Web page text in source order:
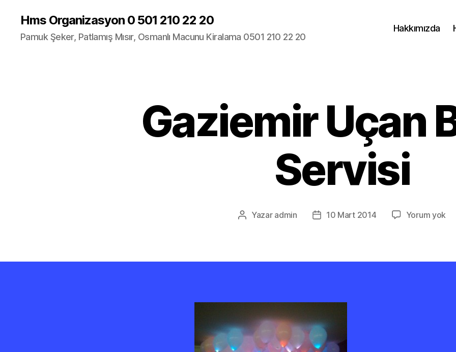
Hms Organizasyon 0 501 210 22 20
Pamuk Şeker, Patlamış Mısır, Osmanlı Macunu Kiralama 0501 210 22 20
Hakkımızda
Gaziemir Uçan
Servisi
Yazının
Yazar admin
Yazı10 Mart 2014 Yorum yok